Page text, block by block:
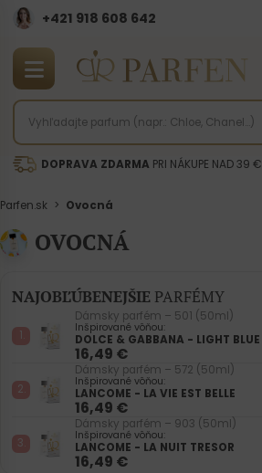
+421 918 608 642‬
DOPRAVA ZDARMA PRI NÁKUPE NAD 39 €
Parfen.sk > Ovocná
OVOCNÁ
NAJOBĽÚBENEJŠIEPARFÉMY
Dámsky parfém – 501 (50ml)
Inšpirované vôňou:
DOLCE & GABBANA - LIGHT BLUE
16,49 €
Dámsky parfém – 572 (50ml)
Inšpirované vôňou:
LANCOME - LA VIE EST BELLE
16,49 €
Dámsky parfém – 903 (50ml)
Inšpirované vôňou:
LANCOME - LA NUIT TRESOR
16,49 €